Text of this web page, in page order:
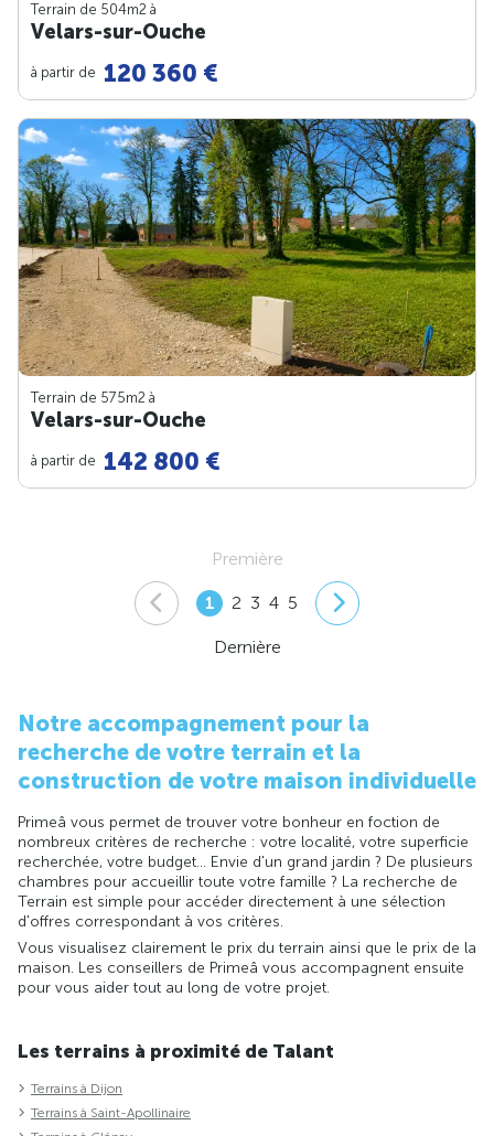
Terrain de 504m2 à
Velars-sur-Ouche
à partir de 120 360 €
Terrain de 575m2 à
Velars-sur-Ouche
à partir de 142 800 €
Première
1 2 3 4 5
Dernière
Notre accompagnement pour la
recherche de votre terrain et la
construction de votre maison individuelle
Primeâ vous permet de trouver votre bonheur en foction de
nombreux critères de recherche : votre localité, votre superficie
recherchée, votre budget... Envie d'un grand jardin ? De plusieurs
chambres pour accueillir toute votre famille ? La recherche de
Terrain est simple pour accéder directement à une sélection
d'offres correspondant à vos critères.
Vous visualisez clairement le prix du terrain ainsi que le prix de la
maison. Les conseillers de Primeâ vous accompagnent ensuite
pour vous aider tout au long de votre projet.
Les terrains à proximité de Talant
Terrains à Dijon
Terrains à Saint-Apollinaire